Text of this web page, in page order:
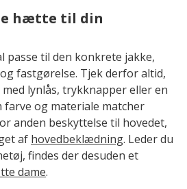
hætte til din
til den konkrete jakke,
fastgørelse. Tjek derfor altid,
lynlås, trykknapper eller en
farve og materiale matcher
anden beskyttelse til hovedet,
af hovedbeklædning. Leder du
findes der desuden et
dame.